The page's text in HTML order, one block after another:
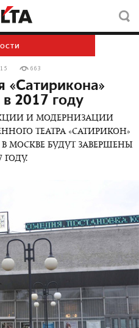
663
«Сатирикона»
в 2017 году
И МОДЕРНИЗАЦИИ
ТЕАТРА «САТИРИКОН»
МОСКВЕ БУДУТ ЗАВЕРШЕНЫ
ГОДУ.